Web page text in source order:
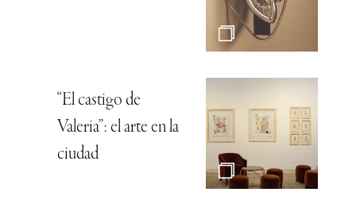
“El castigo de
Valeria”: el arte en la
ciudad